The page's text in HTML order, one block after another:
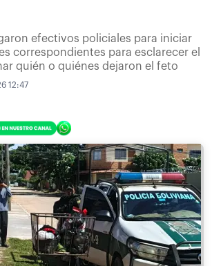
efectivos policiales para iniciar
correspondientes para esclarecer el
quién o quiénes dejaron el feto
12:47